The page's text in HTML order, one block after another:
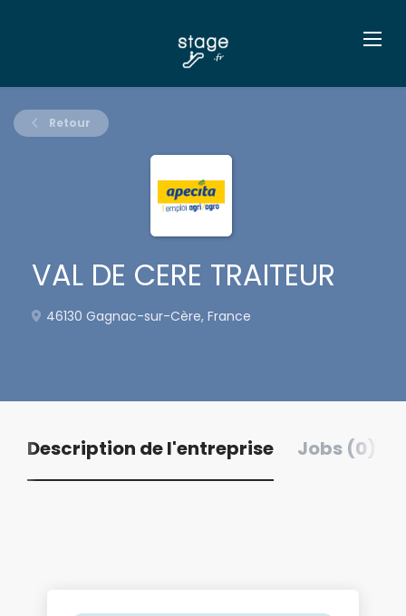
Retour
VAL DE CERE TRAITEUR
46130 Gagnac-sur-Cère, France
Description de l'entreprise Jobs (0)